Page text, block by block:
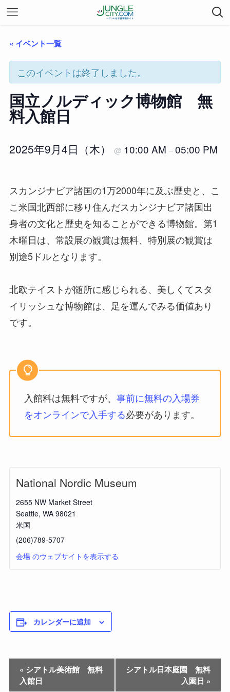
« イベント一覧
このイベントは終了しました。
国立ノルディック博物館 無
料入館日
2025年9月4日（木） @ 10:00 AM –05:00 PM
スカンジナビア諸国の1万2000年に及ぶ歴史と、こ
こ米国北西部に移り住んだスカンジナビア諸国出
身者の文化と歴史を知ることができる博物館。第1
木曜日は、常設展の観賞は無料、特別展の観賞は
別途5ドルとなります。
北欧テイストが随所に感じられる、美しくてスタ
イリッシュな博物館は、足を運んでみる価値あり
です。
入館料は無料ですが、 事前に無料の入場券
をオンラインで入手する必要があります。
National Nordic Museum
2655 NW Market Street
Seattle, WA 98021
米国
(206)789-5707
会場 のウェブサイトを表示する
カレンダーに追加
« シアトル美術館 無料
入館日
シアトル日本庭園 無料
入園日 »